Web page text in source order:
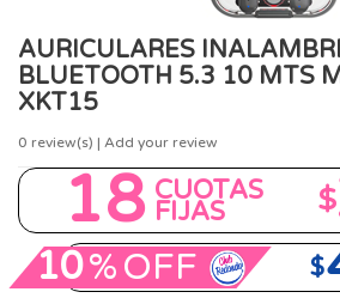
AURICULARES
BLUETOOTH 5.3 10 MTS
XKT15
0 review(s) | Add your review
18 CUOTAS
FIJAS $
10%OFF $